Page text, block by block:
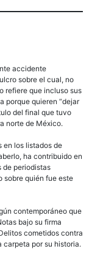
accidente
sobre el cual, no
refiere que incluso sus
porque quieren “dejar
del final que tuvo
norte de México.
en los listados de
ha contribuido en
de periodistas
sobre quién fue este
contemporáneo que
bajo su firma
cometidos contra
carpeta por su historia.